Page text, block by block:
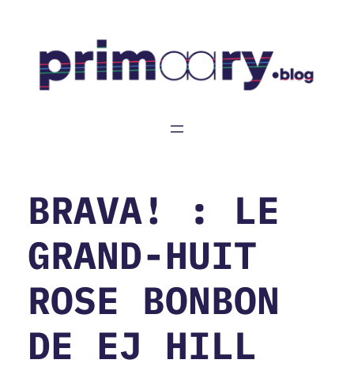
contenu
BRAVA! : LE
GRAND-HUIT
ROSE BONBON
DE EJ HILL